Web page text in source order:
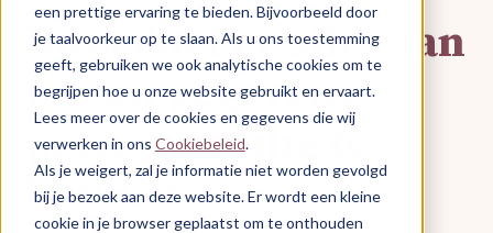
een prettige ervaring te bieden. Bijvoorbeeld door
je taalvoorkeur op te slaan. Als u ons toestemming
geeft, gebruiken we ook analytische cookies om te
begrijpen hoe u onze website gebruikt en ervaart.
Lees meer over de cookies en gegevens die wij
verwerken in ons Cookiebeleid.
Als je weigert, zal je informatie niet worden gevolgd
bij je bezoek aan deze website. Er wordt een kleine
cookie in je browser geplaatst om te onthouden
Rosa doet er alles aan
om uw gegevens
privé en veilig te
houden.